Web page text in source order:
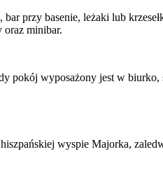
przy basenie, leżaki lub
oraz minibar.
pokój wyposażony jest w
wyspie Majorka,